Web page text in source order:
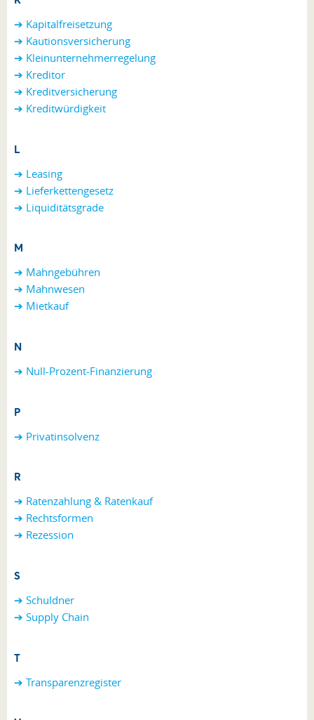
➔ Kapitalfreisetzung
➔ Kautionsversicherung
➔ Kleinunternehmerregelung
➔ Kreditor
➔ Kreditversicherung
➔ Kreditwürdigkeit
L
➔ Leasing
➔ Lieferkettengesetz
➔ Liquiditätsgrade
M
➔ Mahngebühren
➔ Mahnwesen
➔ Mietkauf
N
➔ Null-Prozent-Finanzierung
P
➔ Privatinsolvenz
R
➔ Ratenzahlung & Ratenkauf
➔ Rechtsformen
➔ Rezession
S
➔ Schuldner
➔ Supply Chain
T
➔ Transparenzregister